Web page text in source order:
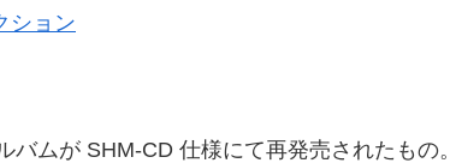
ション
バムが SHM-CD 仕様にて再発売されたもの。